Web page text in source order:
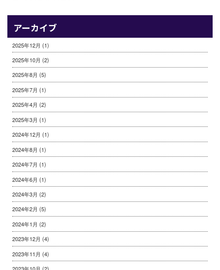
アーカイブ
2025年12月 (1)
2025年10月 (2)
2025年8月 (5)
2025年7月 (1)
2025年4月 (2)
2025年3月 (1)
2024年12月 (1)
2024年8月 (1)
2024年7月 (1)
2024年6月 (1)
2024年3月 (2)
2024年2月 (5)
2024年1月 (2)
2023年12月 (4)
2023年11月 (4)